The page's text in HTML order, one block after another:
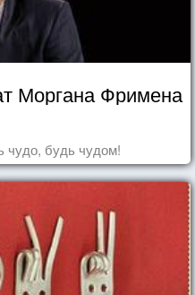
Моргана Фримена
чудо, будь чудом!